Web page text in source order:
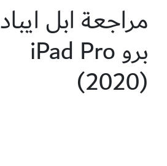
مراجعة ابل ايباد
برو iPad Pro
(2020)